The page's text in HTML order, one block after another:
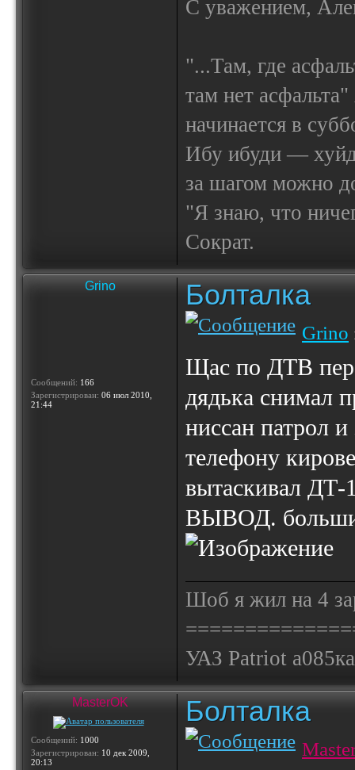
С уважением,
"...Там, где
там нет
начинается в
Ибу ибуди —
за шагом можно
"Я знаю, что
Сократ.
Grino
Сообщений: 166
Зарегистрирован: 06 июл 2010,
21:44
Болталка
Grino
Щас по ДТВ
дядька снимал
ниссан патрол
телефону
вытаскивал ДТ-
ВЫВОД. большие
Шоб я жил на 4
УАЗ Patriot
MasterOK
Сообщений: 1000
Зарегистрирован: 10 дек 2009,
20:13
Болталка